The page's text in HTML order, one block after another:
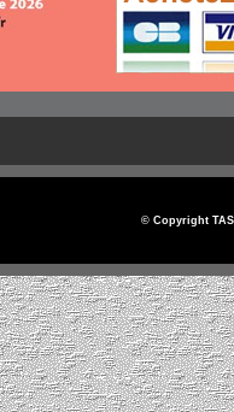
© Copyright